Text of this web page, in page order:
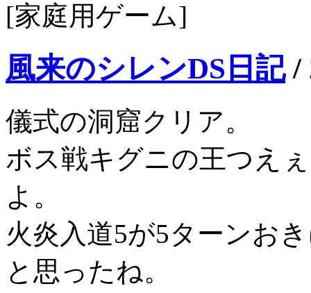
[家庭用ゲーム]
風来のシレンDS日記/
儀式の洞窟クリア。
ボス戦キグニの王つえ
よ。
火炎入道5が5ターンお
と思ったね。